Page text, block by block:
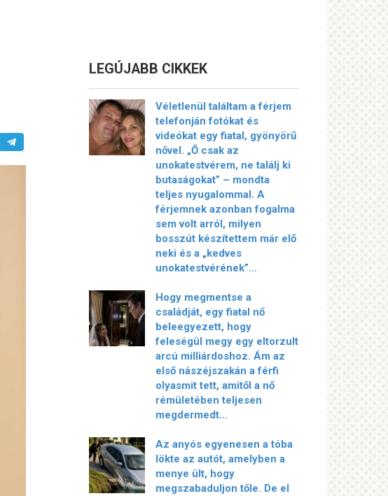
LEGÚJABB CIKKEK
Véletlenül találtam a férjem
telefonján fotókat és
videókat egy fiatal, gyönyörű
nővel. „Ő csak az
unokatestvérem, ne találj ki
butaságokat” – mondta
teljes nyugalommal. A
férjemnek azonban fogalma
sem volt arról, milyen
bosszút készítettem már elő
neki és a „kedves
unokatestvérének”…
Hogy megmentse a
családját, egy fiatal nő
beleegyezett, hogy
feleségül megy egy eltorzult
arcú milliárdoshoz. Ám az
első nászéjszakán a férfi
olyasmit tett, amitől a nő
rémületében teljesen
megdermedt…
Az anyós egyenesen a tóba
lökte az autót, amelyben a
menye ült, hogy
megszabaduljon tőle. De el